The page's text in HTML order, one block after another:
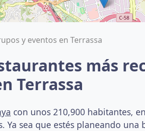
y eventos en Terrassa
más
Terrassa
con unos 210,900 habitantes,
Ya sea que estés planeando